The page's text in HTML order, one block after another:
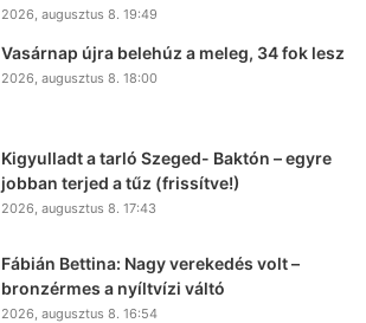
2026, augusztus 8. 19:49
Vasárnap újra belehúz a meleg, 34 fok lesz
2026, augusztus 8. 18:00
Kigyulladt a tarló Szeged- Baktón – egyre
jobban terjed a tűz (frissítve!)
2026, augusztus 8. 17:43
Fábián Bettina: Nagy verekedés volt –
bronzérmes a nyíltvízi váltó
2026, augusztus 8. 16:54